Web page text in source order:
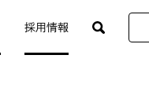
採用情報